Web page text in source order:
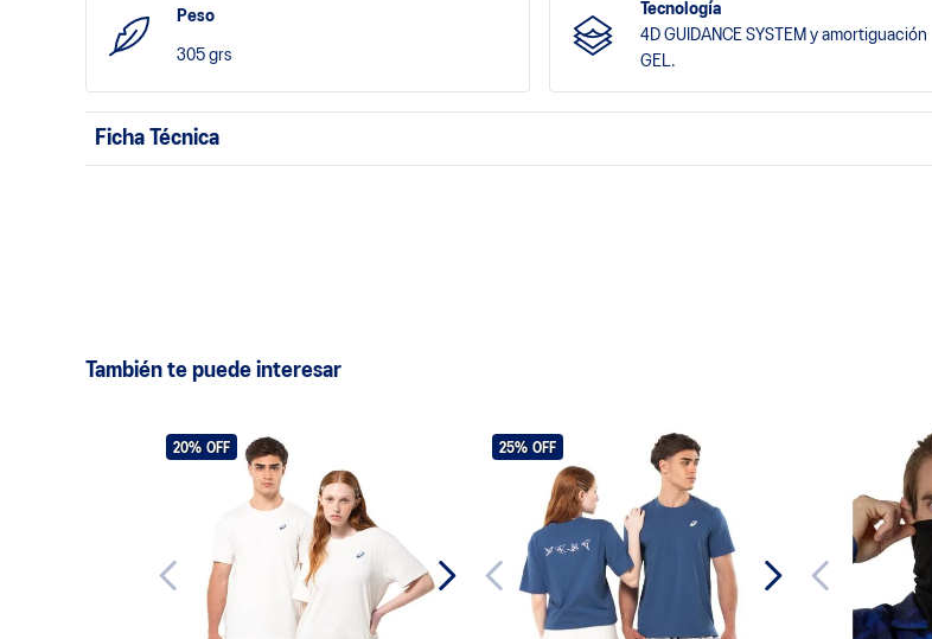
Peso
305 grs
Tecnología
4D GUIDANCE SYSTEM y amortiguación
GEL.
Ficha Técnica
También te puede interesar
20% OFF 25% OFF